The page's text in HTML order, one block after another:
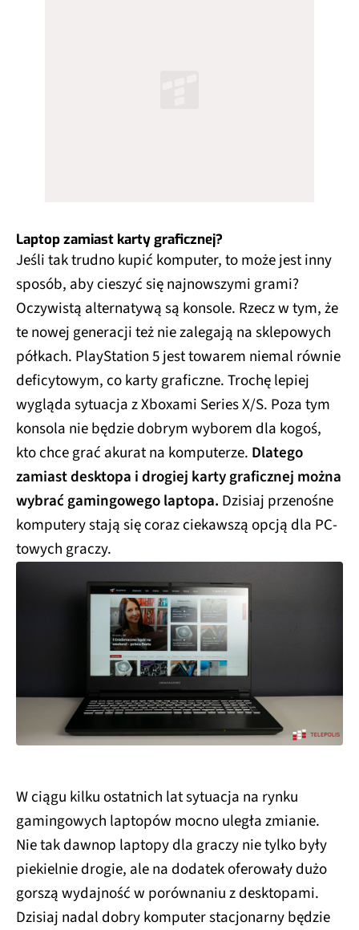
Laptop zamiast karty graficznej?
Jeśli tak trudno kupić komputer, to może jest inny
sposób, aby cieszyć się najnowszymi grami?
Oczywistą alternatywą są konsole. Rzecz w tym, że
te nowej generacji też nie zalegają na sklepowych
półkach. PlayStation 5 jest towarem niemal równie
deficytowym, co karty graficzne. Trochę lepiej
wygląda sytuacja z Xboxami Series X/S. Poza tym
konsola nie będzie dobrym wyborem dla kogoś,
kto chce grać akurat na komputerze. Dlatego
zamiast desktopa i drogiej karty graficznej można
wybrać gamingowego laptopa. Dzisiaj przenośne
komputery stają się coraz ciekawszą opcją dla PC-
towych graczy.
W ciągu kilku ostatnich lat sytuacja na rynku
gamingowych laptopów mocno uległa zmianie.
Nie tak dawnop laptopy dla graczy nie tylko były
piekielnie drogie, ale na dodatek oferowały dużo
gorszą wydajność w porównaniu z desktopami.
Dzisiaj nadal dobry komputer stacjonarny będzie